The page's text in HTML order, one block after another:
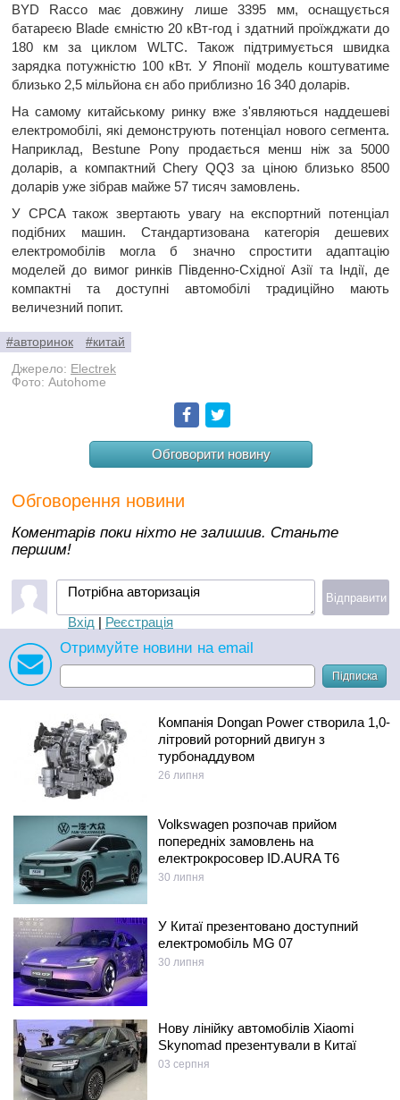
BYD Racco має довжину лише 3395 мм, оснащується
батареєю Blade ємністю 20 кВт-год і здатний проїжджати до
180 км за циклом WLTC. Також підтримується швидка
зарядка потужністю 100 кВт. У Японії модель коштуватиме
близько 2,5 мільйона єн або приблизно 16 340 доларів.
На самому китайському ринку вже з'являються наддешеві
електромобілі, які демонструють потенціал нового сегмента.
Наприклад, Bestune Pony продається менш ніж за 5000
доларів, а компактний Chery QQ3 за ціною близько 8500
доларів уже зібрав майже 57 тисяч замовлень.
У CPCA також звертають увагу на експортний потенціал
подібних машин. Стандартизована категорія дешевих
електромобілів могла б значно спростити адаптацію
моделей до вимог ринків Південно-Східної Азії та Індії, де
компактні та доступні автомобілі традиційно мають
величезний попит.
#авторинок
#китай
Джерело: Electrek
Фото: Autohome
Facebook
Обговорити новину
Обговорення новини
Коментарів поки ніхто не залишив. Станьте
першим!
Потрібна авторизація
Вхід | Реєстрація
Відправити
Отримуйте новини на email
Підписка
Компанія Dongan Power створила 1,0-
літровий роторний двигун з
турбонаддувом
26 липня
Volkswagen розпочав прийом
попередніх замовлень на
електрокросовер ID.AURA T6
30 липня
У Китаї презентовано доступний
електромобіль MG 07
30 липня
Нову лінійку автомобілів Xiaomi
Skynomad презентували в Китаї
03 серпня